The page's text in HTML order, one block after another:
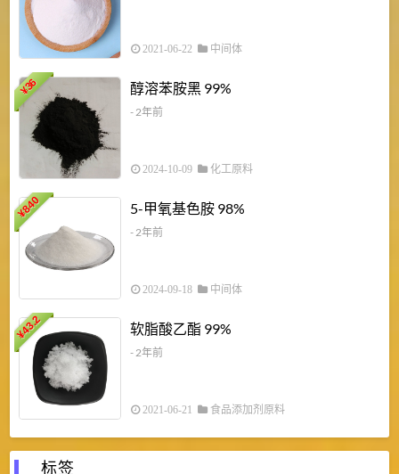
2021-06-22 中间体
¥
36 醇溶苯胺黑 99%
- 2年前
2024-10-09 化工原料
¥
840 5-甲氧基色胺 98%
- 2年前
2024-09-18 中间体
¥
43.2 软脂酸乙酯 99%
- 2年前
2021-06-21 食品添加剂原料
标签